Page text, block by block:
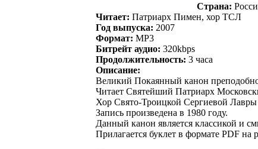
Страна:
Читает: Патриарх Пимен, хор ТСЛ
Год выпуска: 2007
Формат: MP3
Битрейт аудио: 320kbps
Продолжительность: 3 часа
Описание:
Великий Покаянный канон
Читает Святейший Патриарх
Хор Свято-Троицкой Сергиевой
Запись произведена в 1980 году.
Данный канон является классикой и
Прилагается буклет в формате PDF на